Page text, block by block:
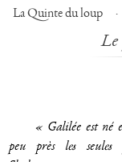
La Quinte du loup
Le
« Galilée est né
peu près les seules